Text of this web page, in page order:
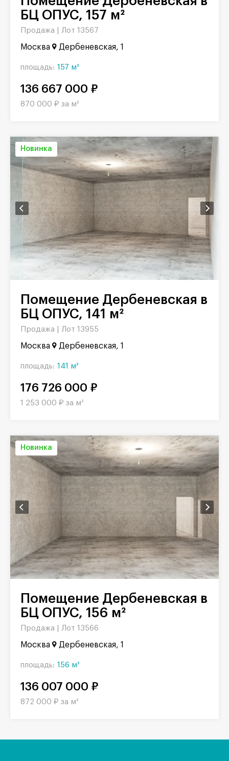
БЦ ОПУС, 157 м²
Продажа | Лот 13567
Москва Дербеневская, 1
площадь: 157 м²
136 667 000 ₽
870 000 ₽ за м²
Новинка
Помещение Дербеневская в
БЦ ОПУС, 141 м²
Продажа | Лот 13955
Москва Дербеневская, 1
площадь: 141 м²
176 726 000 ₽
1 253 000 ₽ за м²
Новинка
Помещение Дербеневская в
БЦ ОПУС, 156 м²
Продажа | Лот 13566
Москва Дербеневская, 1
площадь: 156 м²
136 007 000 ₽
872 000 ₽ за м²